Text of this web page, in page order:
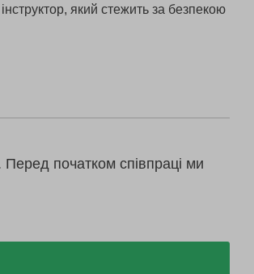
який стежить за безпекою
початком співпраці ми